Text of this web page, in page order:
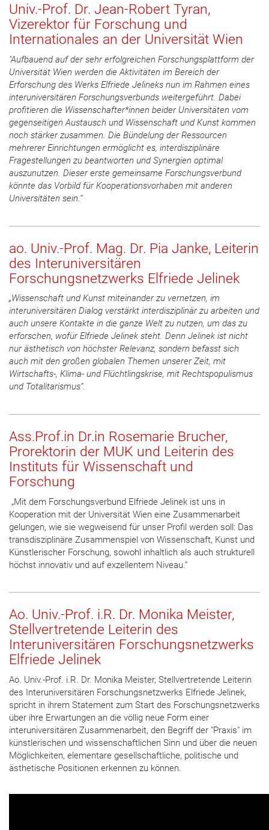
Univ.-Prof. Dr. Jean-Robert Tyran,
Vizerektor für Forschung und
Internationales an der Universität Wien
"Aufbauend auf der sehr erfolgreichen Forschungsplattform der
Universität Wien werden die Aktivitäten im Bereich der
Erforschung des Werks Elfriede Jelineks nun im Rahmen eines
interuniversitären Forschungsverbunds weitergeführt. Dabei
profitieren die Wissenschafter*innen beider Universitäten vom
gegenseitigen Austausch und Wissenschaft und Kunst kommen
noch stärker zusammen. Die Bündelung der Ressourcen
mehrerer Einrichtungen ermöglicht es, interdisziplinäre
Fragestellungen zu beantworten und Synergien optimal
auszunutzen. Dieser erste gemeinsame Forschungsverbund
könnte das Vorbild für Kooperationsvorhaben mit anderen
Universitäten sein.“
ao. Univ.-Prof. Mag. Dr. Pia Janke, Leiterin
des Interuniversitären
Forschungsnetzwerks Elfriede Jelinek
„Wissenschaft und Kunst miteinander zu vernetzen, im
interuniversitären Dialog verstärkt interdisziplinär zu arbeiten und
auch unsere Kontakte in die ganze Welt zu nutzen, um das zu
erforschen, wofür Elfriede Jelinek steht. Denn Jelinek ist nicht
nur ästhetisch von höchster Relevanz, sondern befasst sich
auch mit den großen globalen Themen unserer Zeit, mit
Wirtschafts-, Klima- und Flüchtlingskrise, mit Rechtspopulismus
und Totalitarismus“.
Ass.Prof.in Dr.in Rosemarie Brucher,
Prorektorin der MUK und Leiterin des
Instituts für Wissenschaft und
Forschung
„Mit dem Forschungsverbund Elfriede Jelinek ist uns in
Kooperation mit der Universität Wien eine Zusammenarbeit
gelungen, wie sie wegweisend für unser Profil werden soll: Das
transdisziplinäre Zusammenspiel von Wissenschaft, Kunst und
Künstlerischer Forschung, sowohl inhaltlich als auch strukturell
höchst innovativ und auf exzellentem Niveau.“
Ao. Univ.-Prof. i.R. Dr. Monika Meister,
Stellvertretende Leiterin des
Interuniversitären Forschungsnetzwerks
Elfriede Jelinek
Ao. Univ.-Prof. i.R. Dr. Monika Meister, Stellvertretende Leiterin
des Interuniversitären Forschungsnetzwerks Elfriede Jelinek,
spricht in ihrem Statement zum Start des Forschungsnetzwerks
über ihre Erwartungen an die völlig neue Form einer
interuniversitären Zusammenarbeit, den Begriff der "Praxis" im
künstlerischen und wissenschaftlichen Sinn und über die neuen
Möglichkeiten, elementare gesellschaftliche, politische und
ästhetische Positionen erkennen zu können.